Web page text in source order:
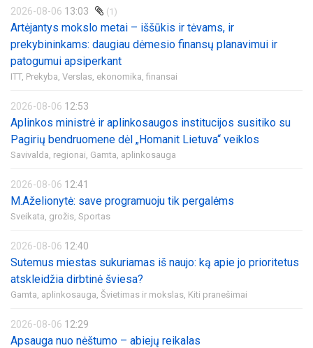
2026-08-06 13:03 (1)
Artėjantys mokslo metai – iššūkis ir tėvams, ir
prekybininkams: daugiau dėmesio finansų planavimui ir
patogumui apsiperkant
ITT, Prekyba, Verslas, ekonomika, finansai
2026-08-06 12:53
Aplinkos ministrė ir aplinkosaugos institucijos susitiko su
Pagirių bendruomene dėl „Homanit Lietuva“ veiklos
Savivalda, regionai, Gamta, aplinkosauga
2026-08-06 12:41
M.Aželionytė: save programuoju tik pergalėms
Sveikata, grožis, Sportas
2026-08-06 12:40
Sutemus miestas sukuriamas iš naujo: ką apie jo prioritetus
atskleidžia dirbtinė šviesa?
Gamta, aplinkosauga, Švietimas ir mokslas, Kiti pranešimai
2026-08-06 12:29
Apsauga nuo nėštumo – abiejų reikalas